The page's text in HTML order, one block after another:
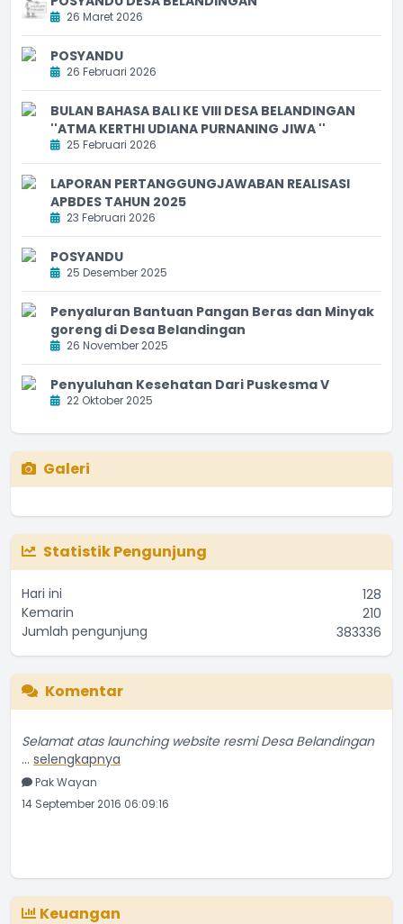
26 Maret 2026
POSYANDU
26 Februari 2026
BULAN BAHASA BALI KE VIII DESA BELANDINGAN
''ATMA KERTHI UDIANA PURNANING JIWA ''
25 Februari 2026
LAPORAN PERTANGGUNGJAWABAN REALISASI
APBDES TAHUN 2025
23 Februari 2026
POSYANDU
25 Desember 2025
Penyaluran Bantuan Pangan Beras dan Minyak
goreng di Desa Belandingan
26 November 2025
Penyuluhan Kesehatan Dari Puskesma V
22 Oktober 2025
Galeri
Statistik Pengunjung
Hari ini
128
Kemarin
210
Jumlah pengunjung
383336
Komentar
...selengkapnya
Pak Wayan
14 September 2016 06:09:16
Keuangan